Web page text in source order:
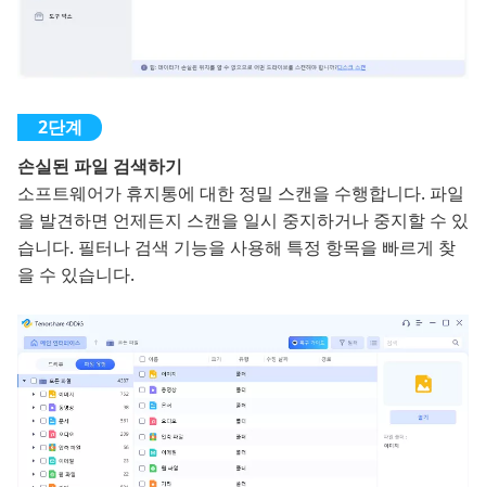
손실된 파일 검색하기
소프트웨어가 휴지통에 대한 정밀 스캔을 수행합니다. 파일
을 발견하면 언제든지 스캔을 일시 중지하거나 중지할 수 있
습니다. 필터나 검색 기능을 사용해 특정 항목을 빠르게 찾
을 수 있습니다.